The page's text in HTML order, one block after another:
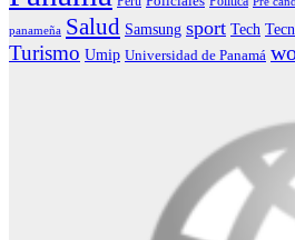
panameña Salud Samsung sport Tech
Turismo Umip Universidad de Panamá